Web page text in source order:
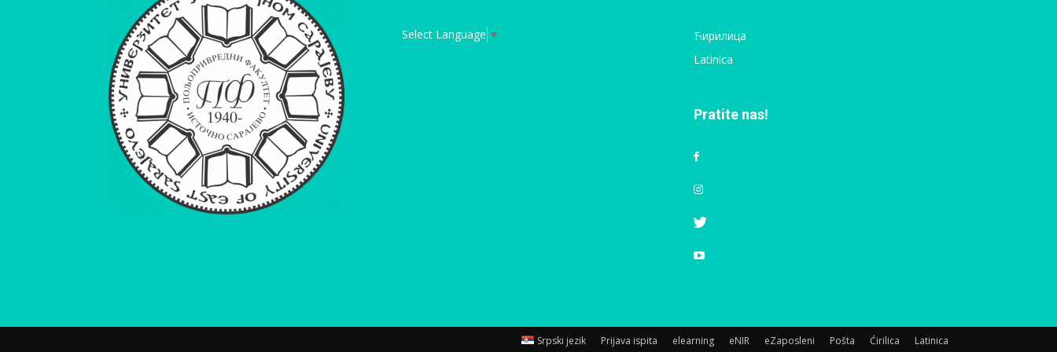
Select Language ▼
Ћирилица
Latinica
Pratite nas!
Srpski jezik Prijava ispita elearning eNIR eZaposleni Pošta Ćirilica Latinica